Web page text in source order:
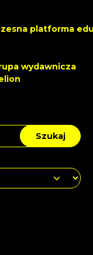
platforma
wydawnicza
Szukaj